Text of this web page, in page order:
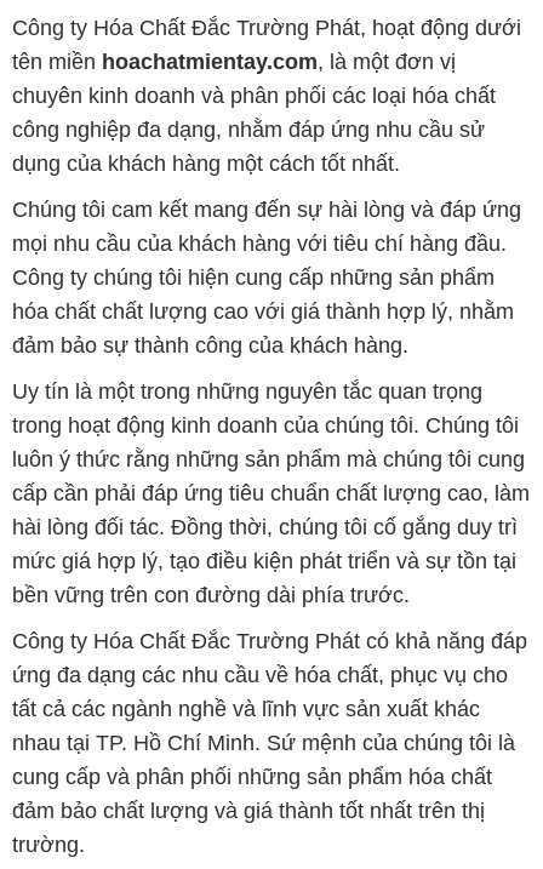
Công ty Hóa Chất Đắc Trường Phát, hoạt động dưới
tên miền hoachatmientay.com, là một đơn vị
chuyên kinh doanh và phân phối các loại hóa chất
công nghiệp đa dạng, nhằm đáp ứng nhu cầu sử
dụng của khách hàng một cách tốt nhất.
Chúng tôi cam kết mang đến sự hài lòng và đáp ứng
mọi nhu cầu của khách hàng với tiêu chí hàng đầu.
Công ty chúng tôi hiện cung cấp những sản phẩm
hóa chất chất lượng cao với giá thành hợp lý, nhằm
đảm bảo sự thành công của khách hàng.
Uy tín là một trong những nguyên tắc quan trọng
trong hoạt động kinh doanh của chúng tôi. Chúng tôi
luôn ý thức rằng những sản phẩm mà chúng tôi cung
cấp cần phải đáp ứng tiêu chuẩn chất lượng cao, làm
hài lòng đối tác. Đồng thời, chúng tôi cố gắng duy trì
mức giá hợp lý, tạo điều kiện phát triển và sự tồn tại
bền vững trên con đường dài phía trước.
Công ty Hóa Chất Đắc Trường Phát có khả năng đáp
ứng đa dạng các nhu cầu về hóa chất, phục vụ cho
tất cả các ngành nghề và lĩnh vực sản xuất khác
nhau tại TP. Hồ Chí Minh. Sứ mệnh của chúng tôi là
cung cấp và phân phối những sản phẩm hóa chất
đảm bảo chất lượng và giá thành tốt nhất trên thị
trường.